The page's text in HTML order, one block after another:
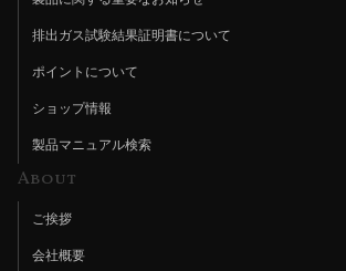
排出ガス試験結果証明書について
ポイントについて
ショップ情報
製品マニュアル検索
About
ご挨拶
会社概要